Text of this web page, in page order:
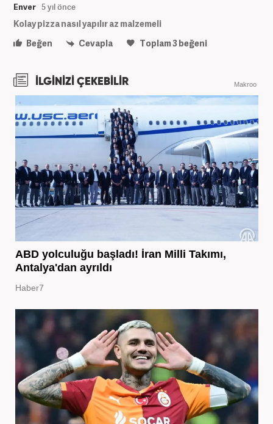
Enver 5 yıl önce
Kolay pizza nasıl yapılır az malzemeli
Beğen
Cevapla Toplam3beğeni
İLGİNİZİ ÇEKEBİLİR Makroo
ABD yolculuğu başladı! İran Milli Takımı,
Antalya'dan ayrıldı
Haber7